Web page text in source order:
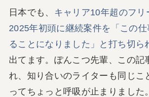
日本でも、 キャリア10年超のフリ
2025年初頭に継続案件を「この
ることになりました」と打ち切ら
出てます。ぽんこつ先輩、この記
れ、知り合いのライターも同じこ
ってちょっと呼吸が止まりました。